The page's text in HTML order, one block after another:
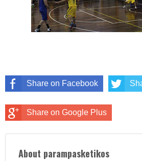
Share on Facebook
Share on Google Plus
About parampasketikos